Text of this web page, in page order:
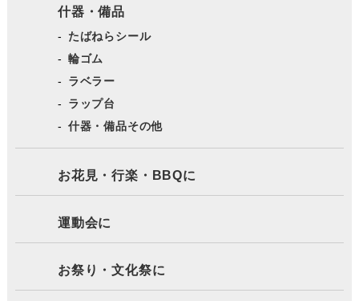
什器・備品
たばねらシール
輪ゴム
ラベラー
ラップ台
什器・備品その他
お花見・行楽・BBQに
運動会に
お祭り・文化祭に